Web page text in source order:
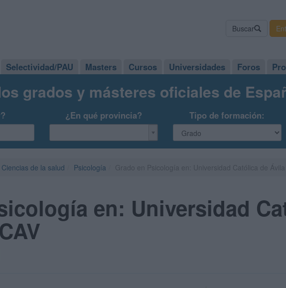
Buscar
Selectividad/PAU Masters Cursos Universidades Foros
grados y másteres oficiales de
¿En qué provincia? Tipo de formación:
Ciencias de la salud Psicología
en: Universidad